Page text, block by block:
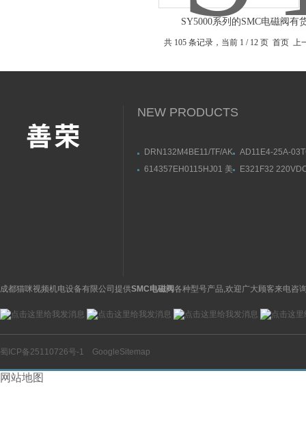
SY5000系列的SMC电磁阀有
共 105 条记录，当前 1 / 12 页 首页
NEW PRODUCTS
DRN132M4BE11/TF/AK8H/FGSEW
参数
AD11E4-25A-
电磁阀直动式操
614357EH0115HJ01 美
E321F32
成都猫咪视频机电设备有限公司提供SMC电磁阀各种型号产品,欢迎广大顾客来电咨
蜀ICP备25110726号-1 GoogleSitemap
网站地图